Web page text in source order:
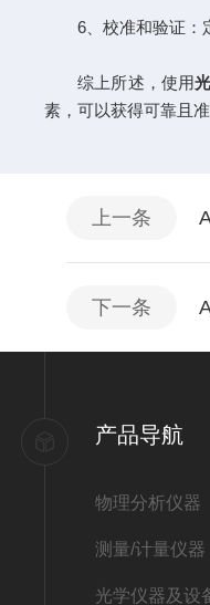
6、校准和验证：定
综上所述，使用
素，可以获得可靠且
上一条
下一条
产品导航
物理分析仪器
测量/计量仪器
光学仪器及设